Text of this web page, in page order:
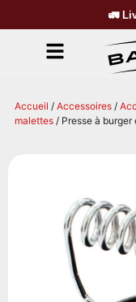
🚛
Accueil / Accessoires /
malettes / Presse à burger